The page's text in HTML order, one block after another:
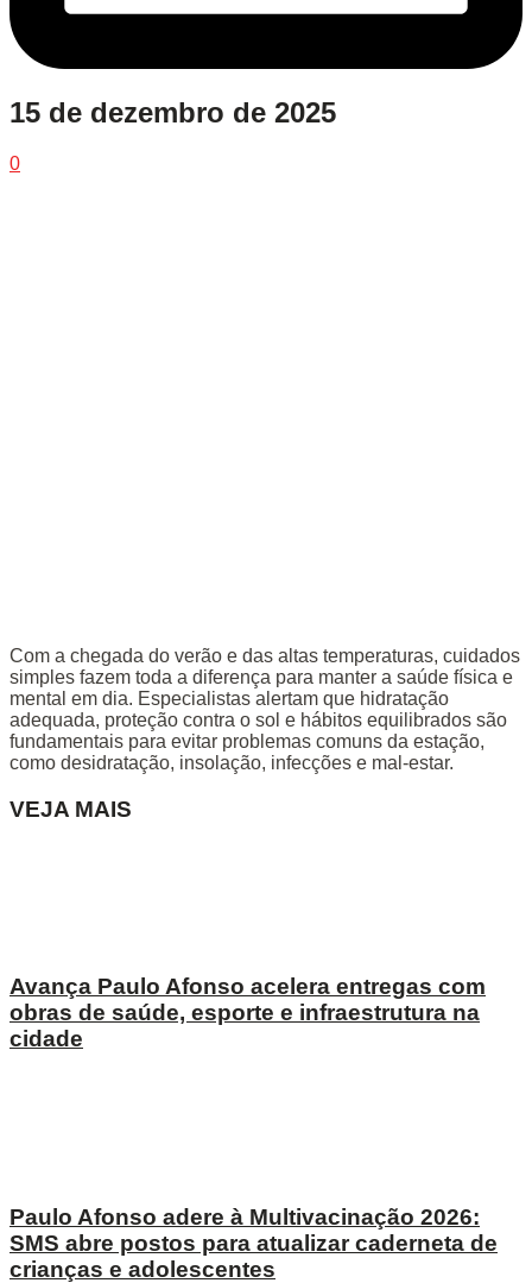
15 de dezembro de 2025
0
Com a chegada do verão e das altas temperaturas, cuidados
simples fazem toda a diferença para manter a saúde física e
mental em dia. Especialistas alertam que hidratação
adequada, proteção contra o sol e hábitos equilibrados são
fundamentais para evitar problemas comuns da estação,
como desidratação, insolação, infecções e mal-estar.
VEJA MAIS
Avança Paulo Afonso acelera entregas com
obras de saúde, esporte e infraestrutura na
cidade
Paulo Afonso adere à Multivacinação 2026:
SMS abre postos para atualizar caderneta de
crianças e adolescentes